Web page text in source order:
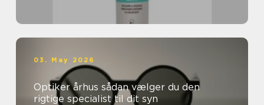
03. May 2026
Optiker århus sådan vælger du den
rigtige specialist til dit syn